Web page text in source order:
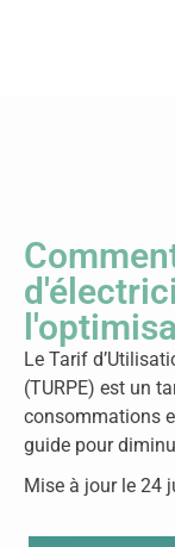
Le Tarif
(TURPE) est un
consommations
guide pour
Mise à jour le 24